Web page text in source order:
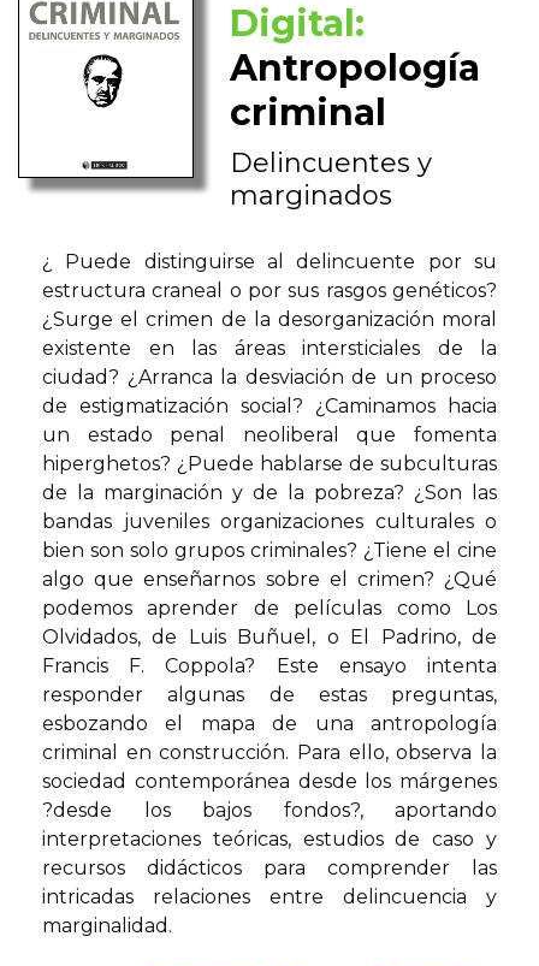
Digital:
Antropología
criminal
Delincuentes y
marginados
¿ Puede distinguirse al delincuente por su
estructura craneal o por sus rasgos genéticos?
¿Surge el crimen de la desorganización moral
existente en las áreas intersticiales de la
ciudad? ¿Arranca la desviación de un proceso
de estigmatización social? ¿Caminamos hacia
un estado penal neoliberal que fomenta
hiperghetos? ¿Puede hablarse de subculturas
de la marginación y de la pobreza? ¿Son las
bandas juveniles organizaciones culturales o
bien son solo grupos criminales? ¿Tiene el cine
algo que enseñarnos sobre el crimen? ¿Qué
podemos aprender de películas como Los
Olvidados, de Luis Buñuel, o El Padrino, de
Francis F. Coppola? Este ensayo intenta
responder algunas de estas preguntas,
esbozando el mapa de una antropología
criminal en construcción. Para ello, observa la
sociedad contemporánea desde los márgenes
?desde los bajos fondos?, aportando
interpretaciones teóricas, estudios de caso y
recursos didácticos para comprender las
intricadas relaciones entre delincuencia y
marginalidad.